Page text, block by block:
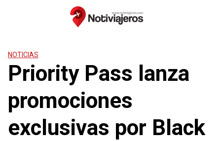
NOTICIAS
Priority Pass lanza
promociones
exclusivas por Black